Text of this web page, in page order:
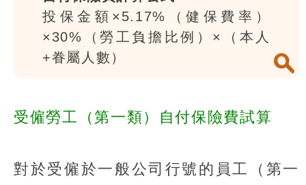
投保金額×5.17%（健保費率）
×30%（勞工負擔比例）×（本人
+眷屬人數）
受僱勞工（第一類）自付保險費試算
對於受僱於一般公司行號的員工（第一